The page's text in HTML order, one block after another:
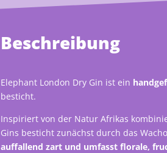
Beschreibung
Elephant London Dry Gin ist ein
besticht.
Inspiriert von der Natur Afrikas
Gins besticht zunächst durch das
auffallend zart und umfasst florale,